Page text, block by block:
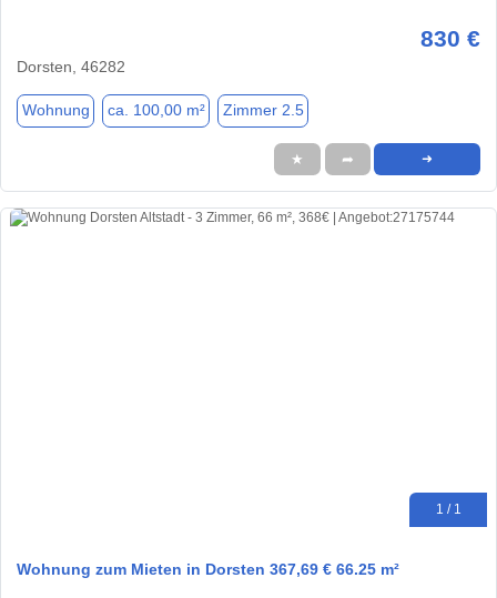
830 €
Dorsten, 46282
Wohnung ca. 100,00 m² Zimmer 2.5
★ ➦ ➜
1 / 1
Wohnung zum Mieten in Dorsten 367,69 € 66.25 m²